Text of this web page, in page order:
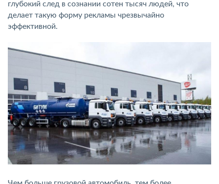
глубокий след в сознании сотен тысяч людей, что
делает такую форму рекламы чрезвычайно
эффективной.